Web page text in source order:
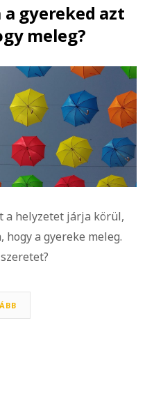
a gyereked azt
meleg?
a helyzetet járja körül,
a gyereke meleg.